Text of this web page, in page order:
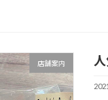
店舗案内